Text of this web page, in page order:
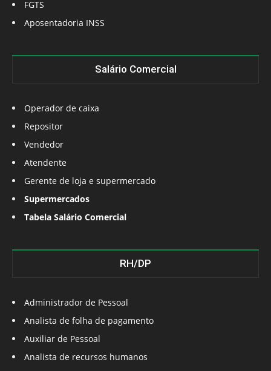
FGTS
Aposentadoria INSS
Salário Comercial
Operador de caixa
Repositor
Vendedor
Atendente
Gerente de loja e supermercado
Supermercados
Tabela Salário Comercial
RH/DP
Administrador de Pessoal
Analista de folha de pagamento
Auxiliar de Pessoal
Analista de recursos humanos